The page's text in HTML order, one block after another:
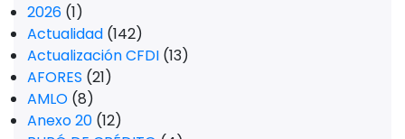
2026 (1)
Actualidad (142)
Actualización CFDI (13)
AFORES (21)
AMLO (8)
Anexo 20 (12)